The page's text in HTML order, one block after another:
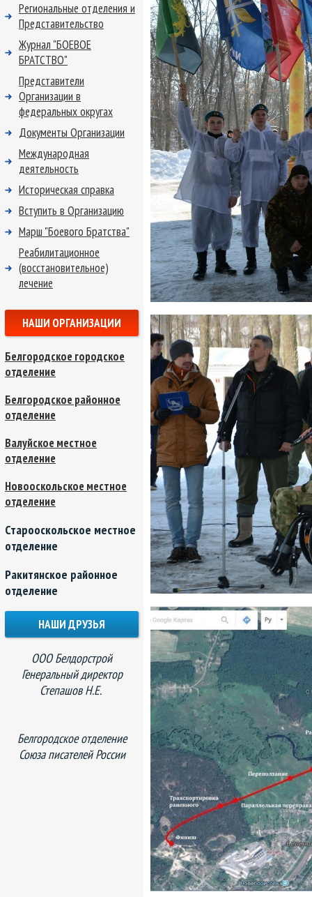
Региональные отделения и
Представительство
Журнал "БОЕВОЕ
БРАТСТВО"
Представители
Организации в
федеральных округах
Документы Организации
Международная
деятельность
Историческая справка
Вступить в Организацию
Марш "Боевого Братства"
Реабилитационное
(восстановительное)
лечение
НАШИ ОРГАНИЗАЦИИ
Белгородское городское
отделение
Белгородское районное
отделение
Валуйское местное
отделение
Новооскольское местное
отделение
Старооскольское местное
отделение
Ракитянское районное
отделение
НАШИ ДРУЗЬЯ
ООО Белдорстрой
Генеральный директор
Степашов Н.Е.
Белгородское отделение
Союза писателей России